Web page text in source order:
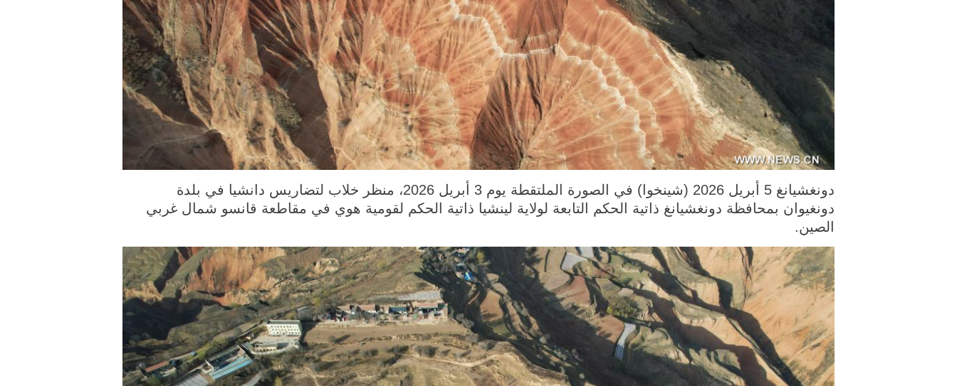
دونغشيانغ 5 أبريل 2026 (شينخوا) في الصورة الملتقطة يوم 3 أبريل 2026، منظر خلاب لتضاريس دانشيا في بلدة
دونغيوان بمحافظة دونغشيانغ ذاتية الحكم التابعة لولاية لينشيا ذاتية الحكم لقومية هوي في مقاطعة قانسو شمال غربي
الصين.